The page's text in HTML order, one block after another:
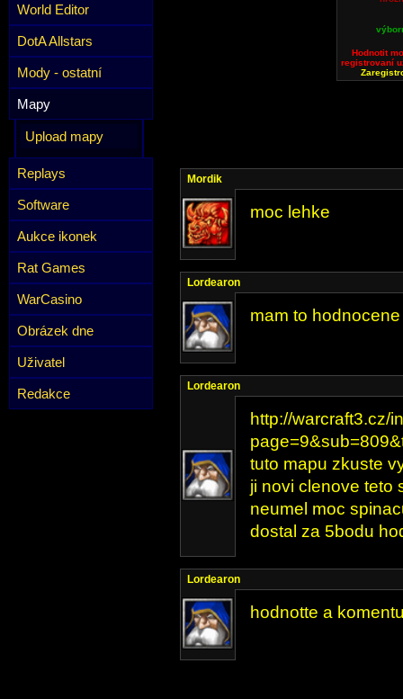
World Editor
DotA Allstars
Mody - ostatní
Mapy
Upload mapy
Replays
Software
Aukce ikonek
Rat Games
WarCasino
Obrázek dne
Uživatel
Redakce
Hodnotit
registrovaní
Mordik
moc lehke
Lordearon
mam to
Lordearon
http://warcraft3.cz/
tuto mapu zkuste
ji novi clenove teto
neumel moc
dostal za 5bodu
Lordearon
hodnotte a